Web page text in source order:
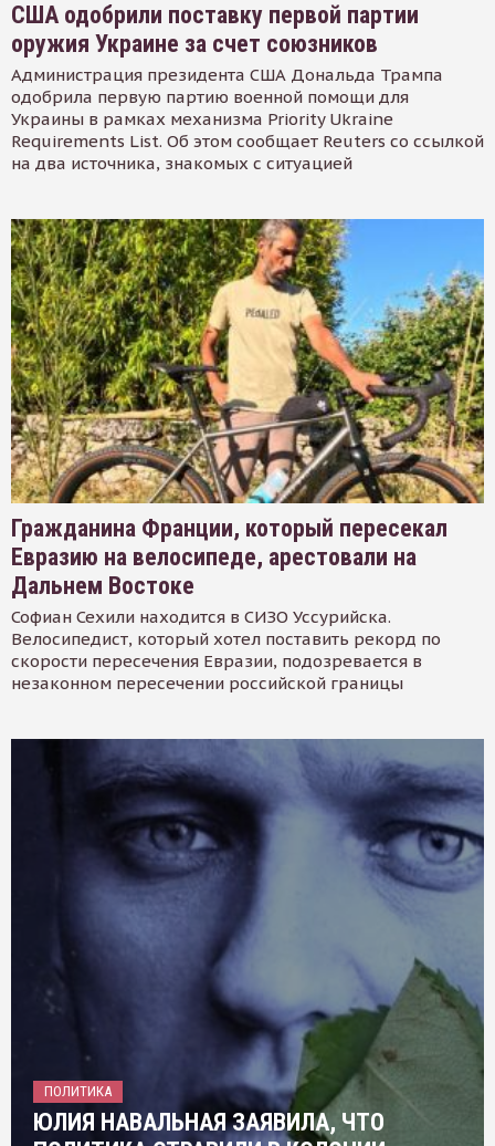
США одобрили поставку первой партии
оружия Украине за счет союзников
Администрация президента США Дональда Трампа
одобрила первую партию военной помощи для
Украины в рамках механизма Priority Ukraine
Requirements List. Об этом сообщает Reuters со ссылкой
на два источника, знакомых с ситуацией
Гражданина Франции, который пересекал
Евразию на велосипеде, арестовали на
Дальнем Востоке
Софиан Сехили находится в СИЗО Уссурийска.
Велосипедист, который хотел поставить рекорд по
скорости пересечения Евразии, подозревается в
незаконном пересечении российской границы
ПОЛИТИКА
ЮЛИЯ НАВАЛЬНАЯ ЗАЯВИЛА, ЧТО